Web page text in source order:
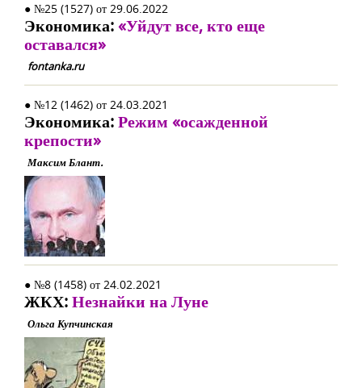
● №25 (1527) от 29.06.2022
Экономика:«Уйдут все, кто еще
оставался»
fontanka.ru
● №12 (1462) от 24.03.2021
Экономика:Режим «осажденной
крепости»
Максим Блант.
● №8 (1458) от 24.02.2021
ЖКХ:Незнайки на Луне
Ольга Купчинская